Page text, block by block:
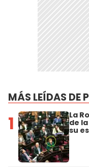
MÁS LEÍDAS DE
1 La
de
su